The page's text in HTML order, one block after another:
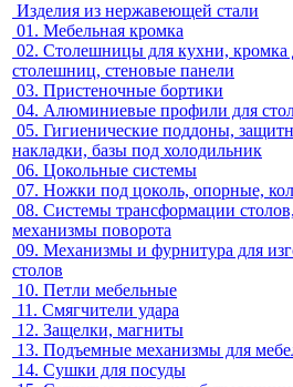
Изделия из нержавеющей стали
01. Мебельная кромка
02. Столешницы для кухни, кромка
столешниц, стеновые панели
03. Пристеночные бортики
04. Алюминиевые профили для
05. Гигиенические поддоны,
накладки, базы под холодильник
06. Цокольные системы
07. Ножки под цоколь, опорные,
08. Системы трансформации столов,
механизмы поворота
09. Механизмы и фурнитура для
столов
10. Петли мебельные
11. Смягчители удара
12. Защелки, магниты
13. Подъемные механизмы для
14. Сушки для посуды